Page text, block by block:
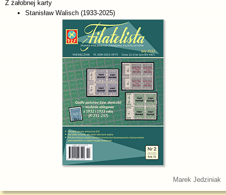
Z żałobnej karty
Stanisław Walisch (1933-2025)
Marek Jedziniak